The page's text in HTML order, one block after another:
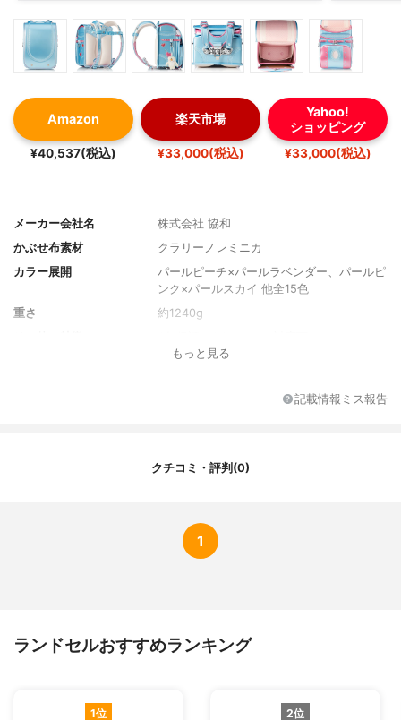
Amazon
¥40,537(税込)
楽天市場
¥33,000(税込)
Yahoo!
ショッピング
¥33,000(税込)
メーカー会社名
株式会社 協和
かぶせ布素材
クラリーノレミニカ
カラー展開
パールピーチ×パールラベンダー、パールピ
ンク×パールスカイ 他全15色
重さ
約1240g
もっと見る
記載情報ミス報告
クチコミ・評判(0)
1
ランドセルおすすめランキング
1位 2位